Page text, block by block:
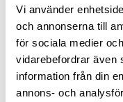
Vi använder
och annonserna till
för sociala medier
vidarebefordrar även
information från din
annons- och
CLIPO/COMBINO
26/36 STYRSKENA
hp-23189